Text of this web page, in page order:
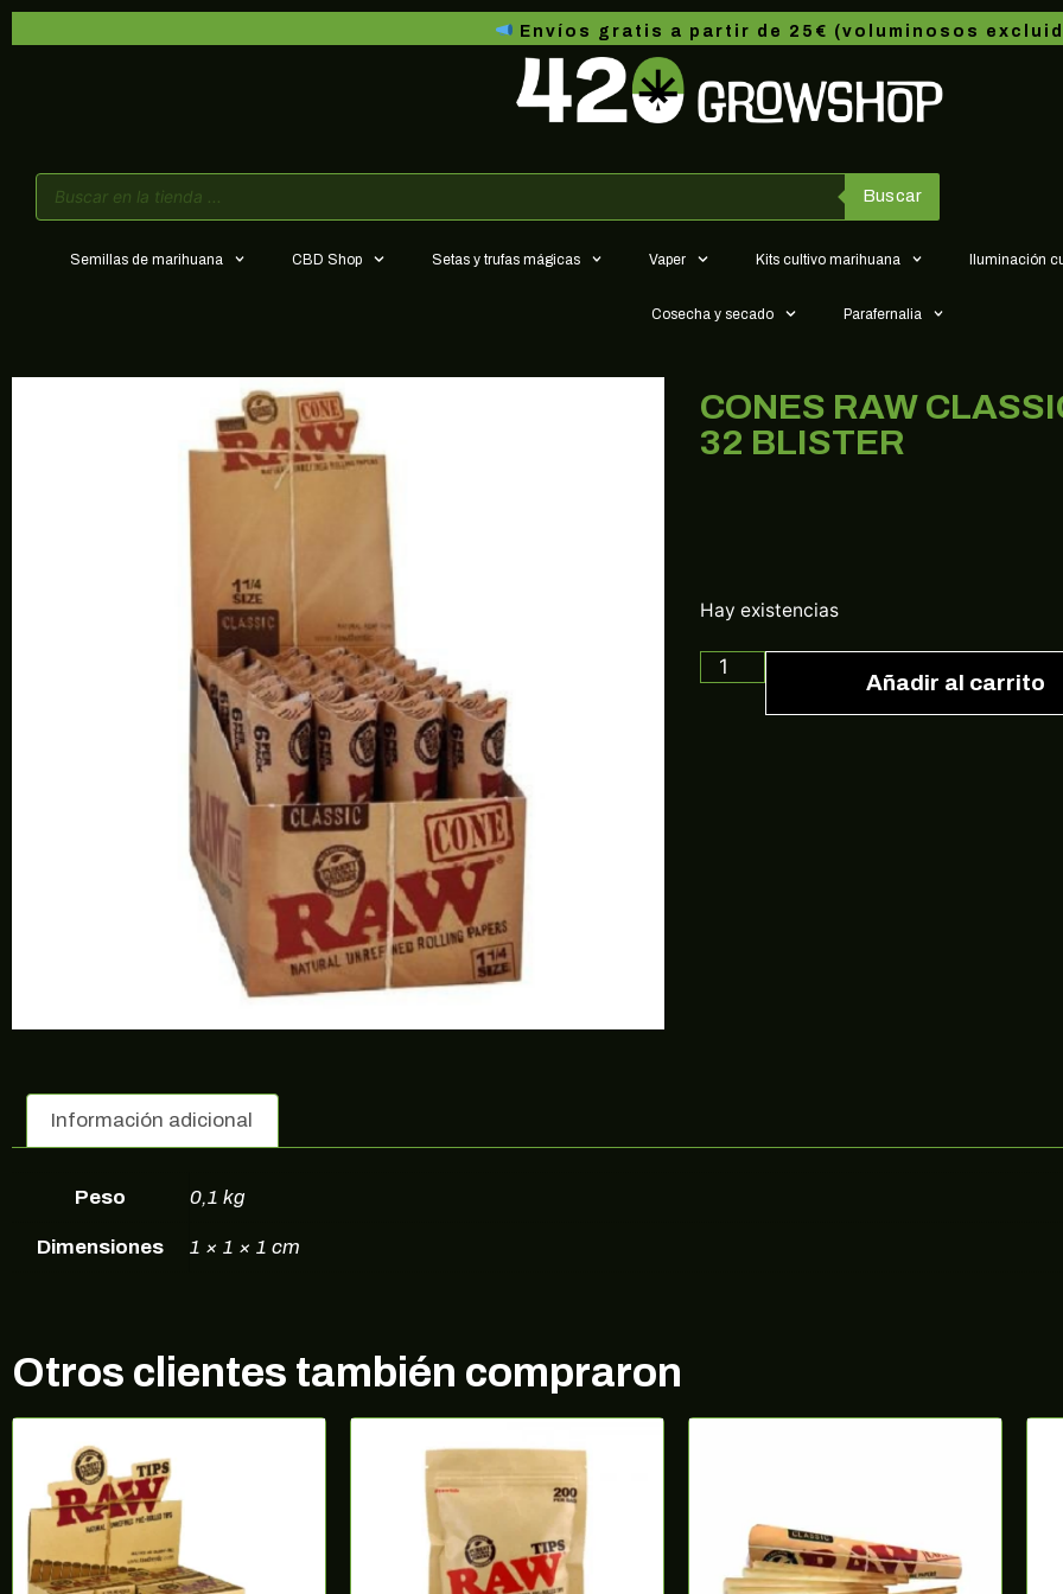
Envíos gratis a partir de 25€ (voluminosos
Buscar
Semillas de marihuana CBD Shop Setas y trufas mágicas Vaper Kits cultivo marihuana Iluminación
Cosecha y secado Parafernalia
CONES RAW
32 BLISTER
Hay existencias
Añadir al carrito
Información adicional
Peso 0,1 kg
Dimensiones 1 × 1 × 1 cm
Otros clientes también compraron
¡10% DE DESCUENTO EN TU PRÓXIMA
COMPRA!